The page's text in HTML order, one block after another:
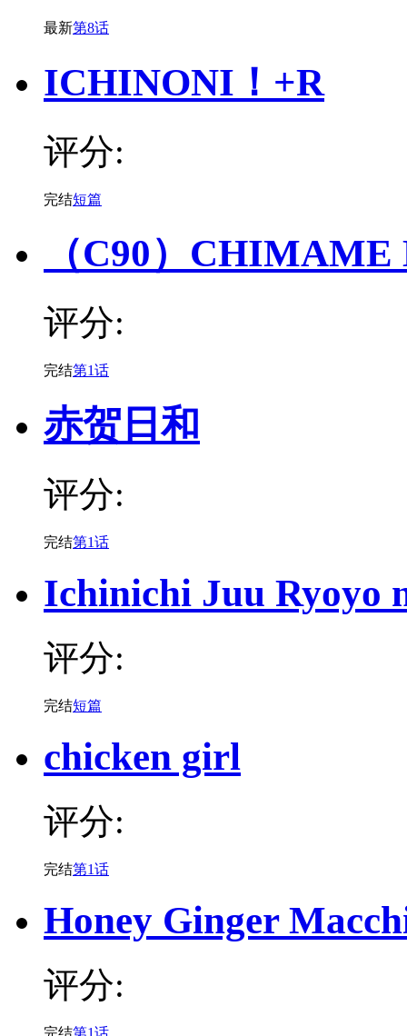
最新第8话
ICHINONI！+R
评分:
完结短篇
（C90）
评分:
完结第1话
赤贺日和
评分:
完结第1话
Ichinichi Juu Ryoyo
评分:
完结短篇
chicken girl
评分:
完结第1话
Honey Ginger
评分:
完结第1话